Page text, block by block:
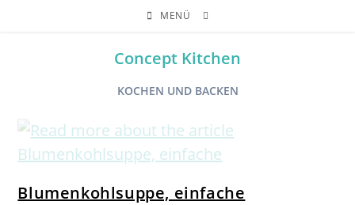
MENÜ
Concept Kitchen
KOCHEN UND BACKEN
Blumenkohlsuppe, einfache